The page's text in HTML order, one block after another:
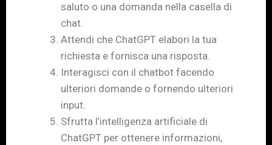
saluto o una domanda nella casella di
chat.
Attendi che ChatGPT elabori la tua
richiesta e fornisca una risposta.
Interagisci con il chatbot facendo
ulteriori domande o fornendo ulteriori
input.
Sfrutta l’intelligenza artificiale di
ChatGPT per ottenere informazioni,